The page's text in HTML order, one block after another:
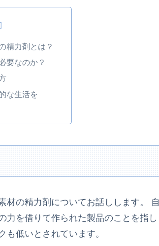
精力剤とは？
要なのか？
な生活を
材の精力剤についてお話しします。 自
力を借りて作られた製品のことを指し
も低いとされています。